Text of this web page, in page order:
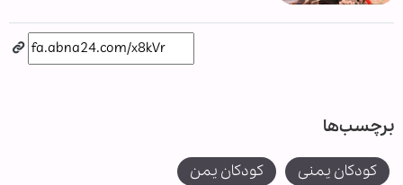
برچسب‌ها
کودکان یمنی کودکان یمن